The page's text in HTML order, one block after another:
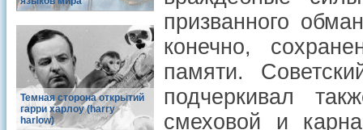
Темная сторона открытий
гарри харлоу (harry
harlow)
призванного
конечно,
памяти.
подчеркивал
смеховой и